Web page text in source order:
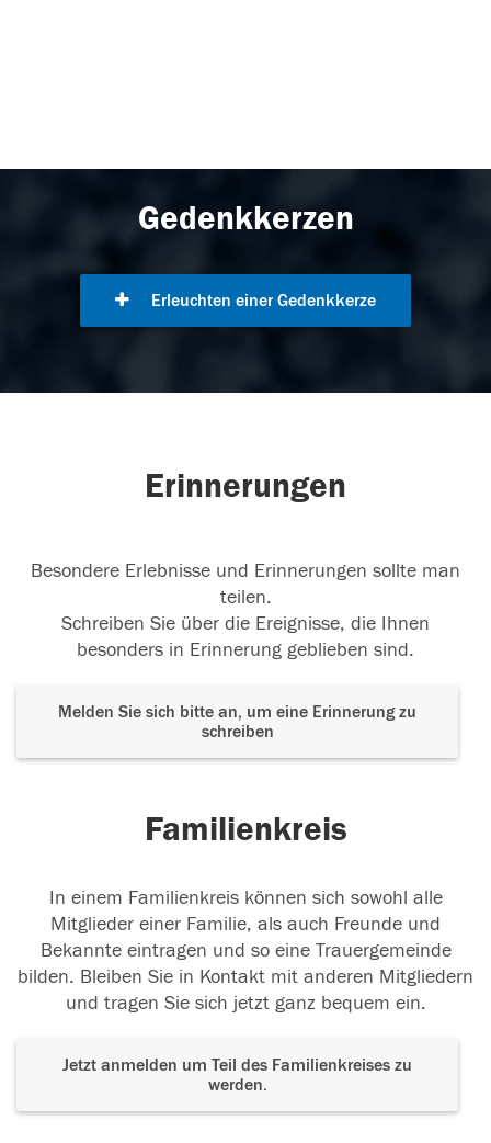
Gedenkkerzen
Erleuchten einer Gedenkkerze
Erinnerungen
Besondere Erlebnisse und Erinnerungen sollte man
teilen.
Schreiben Sie über die Ereignisse, die Ihnen
besonders in Erinnerung geblieben sind.
Melden Sie sich bitte an, um eine Erinnerung zu
schreiben
Familienkreis
In einem Familienkreis können sich sowohl alle
Mitglieder einer Familie, als auch Freunde und
Bekannte eintragen und so eine Trauergemeinde
bilden. Bleiben Sie in Kontakt mit anderen Mitgliedern
und tragen Sie sich jetzt ganz bequem ein.
Jetzt anmelden um Teil des Familienkreises zu
werden.